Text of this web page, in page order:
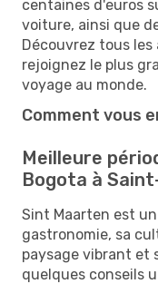
centaines d'euros
voiture, ainsi que
Découvrez tous
rejoignez le plus
voyage au monde.
Comment vous
Meilleure
Bogota à
Sint Maarten est
gastronomie, sa
paysage vibrant et
quelques conseils